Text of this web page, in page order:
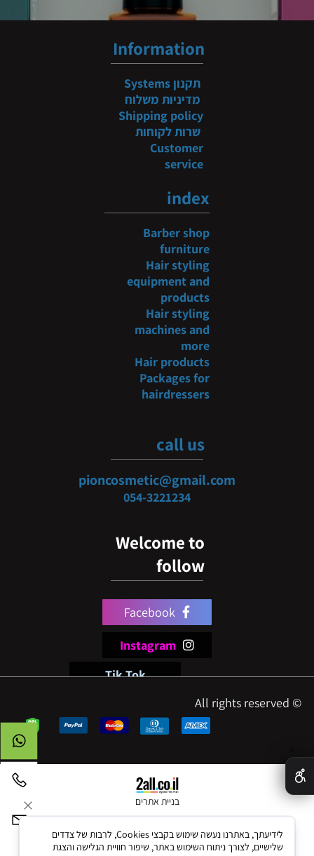
Information
תקנון Systems
מדיניות משלוח
Shipping policy
שרות לקוחות
Customer
service
index
Barber shop
furniture
Hair styling
equipment and
products
Hair styling
machines and
more
Hair products
Packages for
hairdressers
call us
pioncosmetic@gmail.com
054-3221234
Welcome to
follow
Facebook
Instagram
Tik Tok
© All rights reserved
בניית אתרים
לידיעתך, באתרנו נעשה שימוש בקבצי Cookies, לרבות של צדדים
שלישיים, לצורך ניתוח השימוש באתר, שיפור חוויית הגלישה והצגת